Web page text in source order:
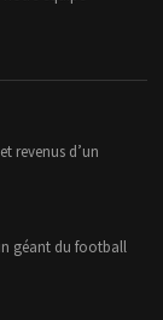
revenus d’un
géant du football